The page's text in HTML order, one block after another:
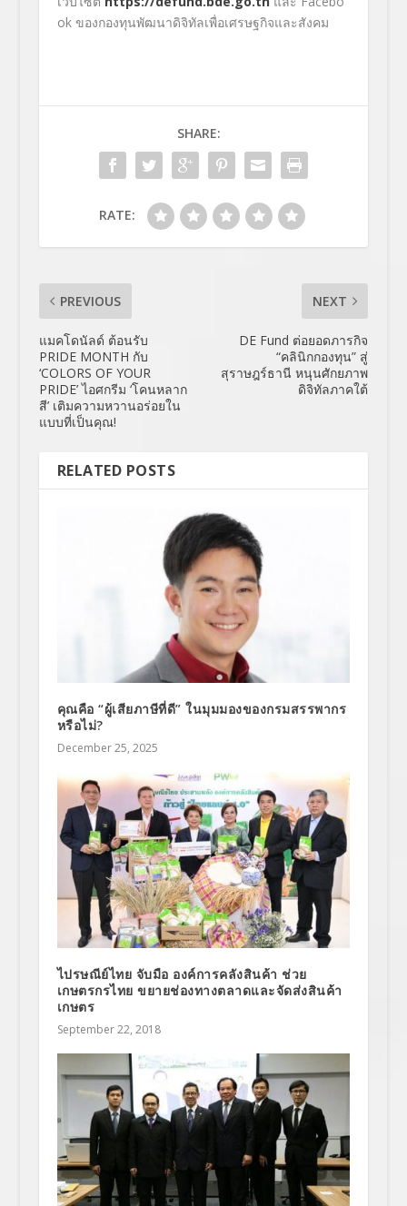
ok ของกองทุนพัฒนาดิจิทัลเพื่อเศรษฐกิจและสังคม
SHARE:
RATE:
PREVIOUS
แมคโดนัลด์ ต้อนรับ
PRIDE MONTH กับ
‘COLORS OF YOUR
PRIDE’ ไอศกรีม ‘โคนหลาก
สี’ เติมความหวานอร่อยใน
แบบที่เป็นคุณ!
NEXT
DE Fund ต่อยอดภารกิจ
“คลินิกกองทุน” สู่
สุราษฎร์ธานี หนุนศักยภาพ
ดิจิทัลภาคใต้
RELATED POSTS
คุณคือ “ผู้เสียภาษีที่ดี” ในมุมมองของกรมสรรพากร
หรือไม่?
December 25, 2025
ไปรษณีย์ไทย จับมือ องค์การคลังสินค้า ช่วย
เกษตรกรไทย ขยายช่องทางตลาดและจัดส่งสินค้า
เกษตร
September 22, 2018